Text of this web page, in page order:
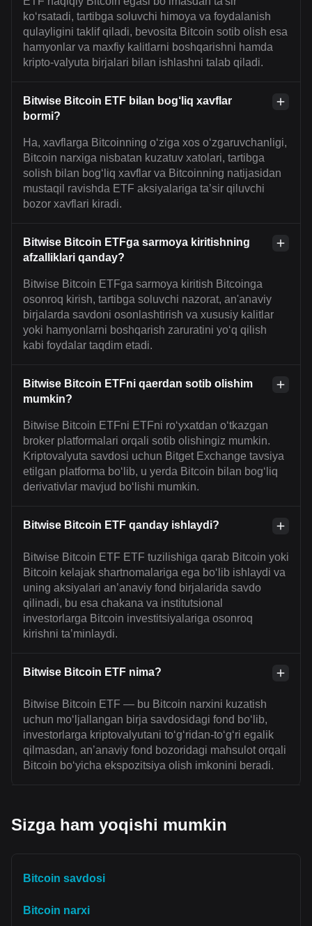
ko‘rsatadi, tartibga soluvchi himoya va foydalanish
qulayligini taklif qiladi, bevosita Bitcoin sotib olish esa
hamyonlar va maxfiy kalitlarni boshqarishni hamda
kripto-valyuta birjalari bilan ishlashni talab qiladi.
Bitwise Bitcoin ETF bilan bog‘liq xavflar
bormi?
Ha, xavflarga Bitcoinning o‘ziga xos o‘zgaruvchanligi,
Bitcoin narxiga nisbatan kuzatuv xatolari, tartibga
solish bilan bog‘liq xavflar va Bitcoinning natijasidan
mustaqil ravishda ETF aksiyalariga ta’sir qiluvchi
bozor xavflari kiradi.
Bitwise Bitcoin ETFga sarmoya kiritishning
afzalliklari qanday?
Bitwise Bitcoin ETFga sarmoya kiritish Bitcoinga
osonroq kirish, tartibga soluvchi nazorat, an'anaviy
birjalarda savdoni osonlashtirish va xususiy kalitlar
yoki hamyonlarni boshqarish zaruratini yo‘q qilish
kabi foydalar taqdim etadi.
Bitwise Bitcoin ETFni qaerdan sotib olishim
mumkin?
Bitwise Bitcoin ETFni ETFni ro‘yxatdan o‘tkazgan
broker platformalari orqali sotib olishingiz mumkin.
Kriptovalyuta savdosi uchun Bitget Exchange tavsiya
etilgan platforma bo‘lib, u yerda Bitcoin bilan bog‘liq
derivativlar mavjud bo‘lishi mumkin.
Bitwise Bitcoin ETF qanday ishlaydi?
Bitwise Bitcoin ETF ETF tuzilishiga qarab Bitcoin yoki
Bitcoin kelajak shartnomalariga ega bo‘lib ishlaydi va
uning aksiyalari an’anaviy fond birjalarida savdo
qilinadi, bu esa chakana va institutsional
investorlarga Bitcoin investitsiyalariga osonroq
kirishni ta’minlaydi.
Bitwise Bitcoin ETF nima?
Bitwise Bitcoin ETF — bu Bitcoin narxini kuzatish
uchun mo‘ljallangan birja savdosidagi fond bo‘lib,
investorlarga kriptovalyutani to‘g‘ridan-to‘g‘ri egalik
qilmasdan, an’anaviy fond bozoridagi mahsulot orqali
Bitcoin bo‘yicha ekspozitsiya olish imkonini beradi.
Sizga ham yoqishi mumkin
Bitcoin savdosi
Bitcoin narxi